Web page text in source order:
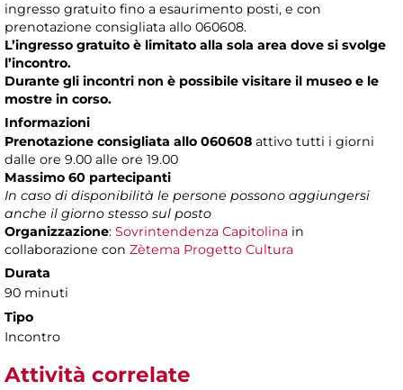
ingresso gratuito fino a esaurimento posti, e con
prenotazione consigliata allo 060608.
L’ingresso gratuito è limitato alla sola area dove si svolge
l’incontro.
Durante gli incontri non è possibile visitare il museo e le
mostre in corso.
Informazioni
Prenotazione consigliata allo 060608 attivo tutti i giorni
dalle ore 9.00 alle ore 19.00
Massimo 60 partecipanti
In caso di disponibilità le persone possono aggiungersi
anche il giorno stesso sul posto
Organizzazione: Sovrintendenza Capitolina in
collaborazione con Zètema Progetto Cultura
Durata
90 minuti
Tipo
Incontro
Attività correlate